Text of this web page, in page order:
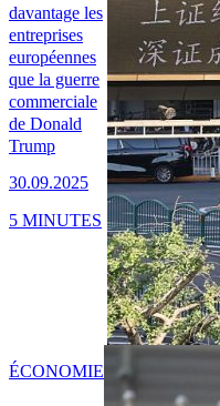
davantage les
entreprises
européennes
que la guerre
commerciale
de Donald
Trump
30.09.2025
5 MINUTES
ÉCONOMIE